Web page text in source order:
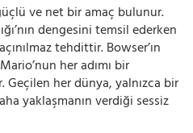
ve net bir amaç bulunur.
dengesini temsil ederken
tehdittir. Bowser’ın
her adımı bir
her dünya, yalnızca bir
yaklaşmanın verdiği sessiz